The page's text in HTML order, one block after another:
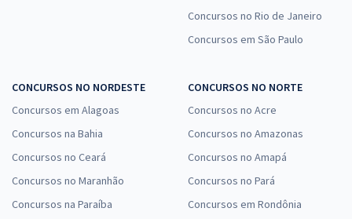
Concursos no Rio de Janeiro
Concursos em São Paulo
CONCURSOS NO NORDESTE
Concursos em Alagoas
Concursos na Bahia
Concursos no Ceará
Concursos no Maranhão
Concursos na Paraíba
CONCURSOS NO NORTE
Concursos no Acre
Concursos no Amazonas
Concursos no Amapá
Concursos no Pará
Concursos em Rondônia